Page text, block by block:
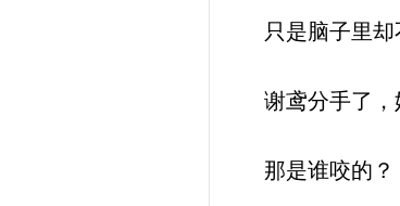
只是脑子里却
谢鸢分手了，
那是谁咬的？